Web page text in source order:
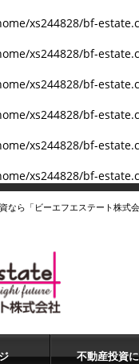
xs244828/bf-
xs244828/bf-
xs244828/bf-
xs244828/bf-
xs244828/bf-
xs244828/bf-
なら「ビーエフエステート株式
不動産投資